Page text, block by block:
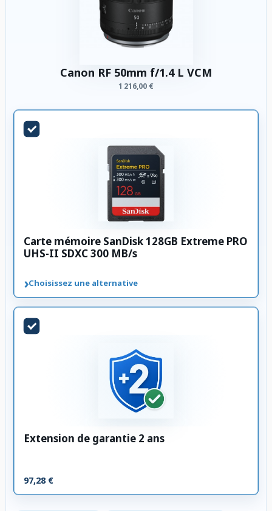
Canon RF 50mm f/1.4 L VCM
1 216,00 €
Carte mémoire SanDisk 128GB Extreme PRO
UHS-II SDXC 300 MB/s
›Choisissez une alternative
Extension de garantie 2 ans
97,28 €